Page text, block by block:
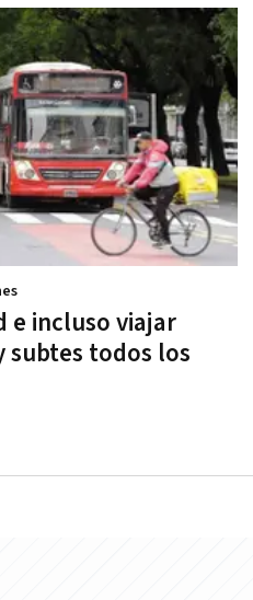
e incluso viajar
subtes todos los